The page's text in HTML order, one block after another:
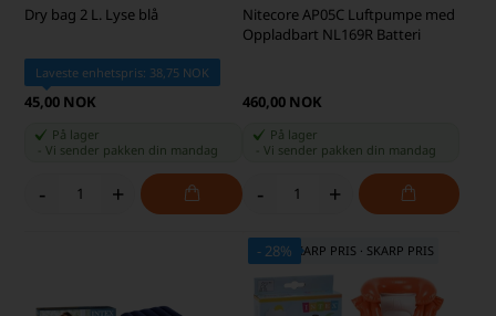
Dry bag 2 L. Lyse blå
Laveste enhetspris: 38,75 NOK
45,00 NOK
På lager
-Vi sender pakken din mandag
- +
Nitecore AP05C Luftpumpe med
Oppladbart NL169R Batteri
460,00 NOK
På lager
Vi sender pakken din mandag
- +
- 28% SKARP PRIS · SKARP PRIS